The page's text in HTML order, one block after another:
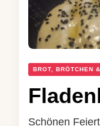
BROT, BRÖTCHEN
Schönen